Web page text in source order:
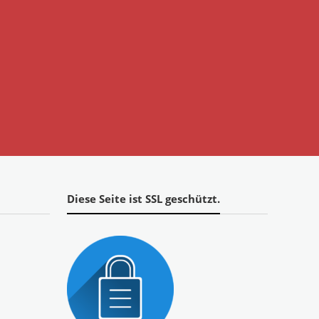
Diese Seite ist SSL geschützt.